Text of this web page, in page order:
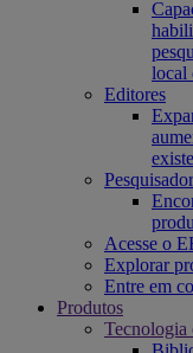
local
Editores
Acesse o
Explorar
Entre em
Produtos
Tecnologia